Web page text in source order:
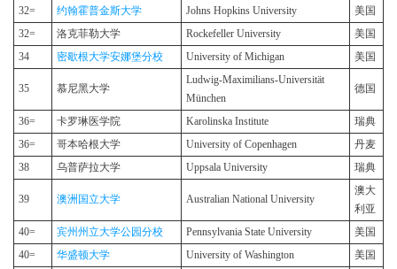
32=
约翰霍普金斯大学 Johns Hopkins University
美国
32=
洛克菲勒大学 Rockefeller University
美国
34
密歇根大学安娜堡分校 University of Michigan 美国
35 慕尼黑大学
Ludwig-Maximilians-Universität
München
德国
36= 卡罗琳医学院 Karolinska Institute
瑞典
36=
哥本哈根大学 University of Copenhagen
丹麦
38
乌普萨拉大学 Uppsala University 瑞典
39 澳洲国立大学 Australian National University
澳大
利亚
40=
宾州州立大学公园分校 Pennsylvania State University
美国
40=
华盛顿大学 University of Washington 美国